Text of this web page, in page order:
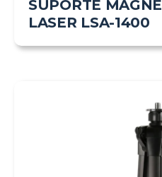
SUPORTE
LASER LSA-1400